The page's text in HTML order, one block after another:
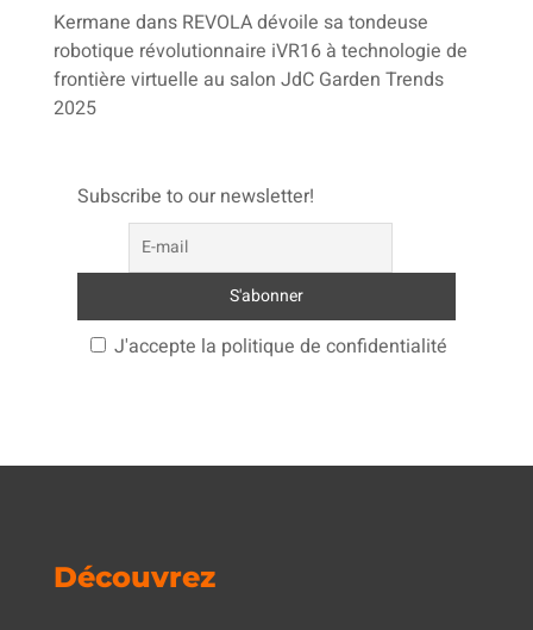
Kermane dans REVOLA dévoile sa tondeuse
robotique révolutionnaire iVR16 à technologie de
frontière virtuelle au salon JdC Garden Trends
2025
Subscribe to our newsletter!
J'accepte la politique de confidentialité
Découvrez